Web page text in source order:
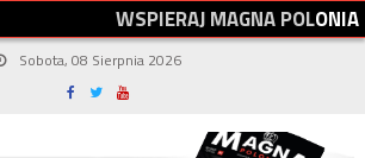
WSPIERAJMAGNAPOLONIA
Sobota, 08 Sierpnia 2026